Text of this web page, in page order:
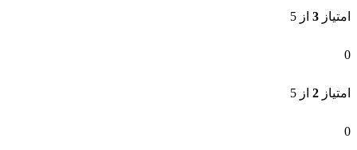
امتیاز 3 از 5
0
امتیاز 2 از 5
0